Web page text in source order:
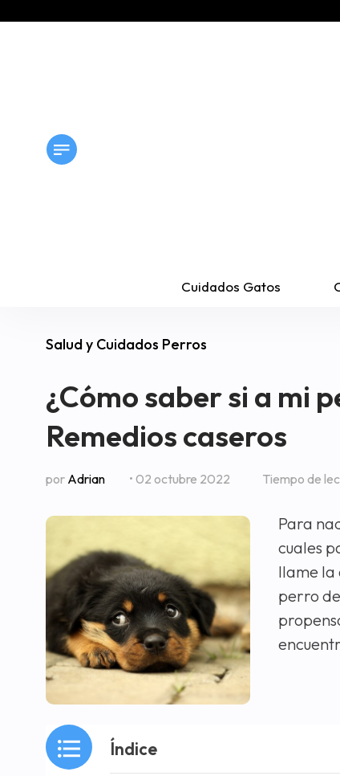
Cuidados Gatos
Salud y Cuidados Perros
¿Cómo saber si a mi
Remedios caseros
por Adrian • 02 octubre 2022 Tiempo de
Para
cuales
llame la
perro
Índice